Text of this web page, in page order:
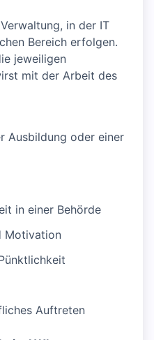
in der IT
Bereich erfolgen.
jeweiligen
mit der Arbeit des
Ausbildung oder einer
in einer Behörde
Motivation
Auftreten